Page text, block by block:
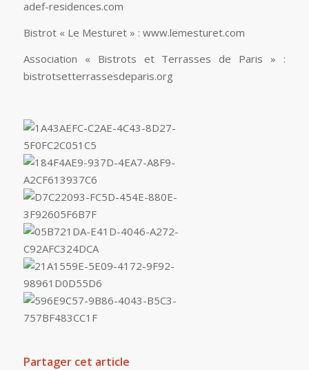
adef-residences.com
Bistrot « Le Mesturet » : www.lemesturet.com
Association « Bistrots et Terrasses de Paris » :
bistrotsetterrassesdeparis.org
Partager cet article